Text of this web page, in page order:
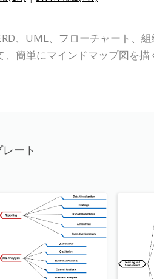
、UML、フローチャート、
簡単にマインドマップ図を描
ート